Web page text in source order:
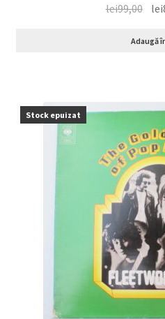
lei99,00 lei
Adaugă
Stock epuizat